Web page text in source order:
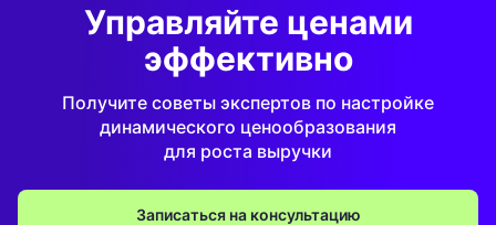
Управляйте ценами
эффективно
Получите советы экспертов по настройке
динамического ценообразования
для роста выручки
Записаться на консультацию